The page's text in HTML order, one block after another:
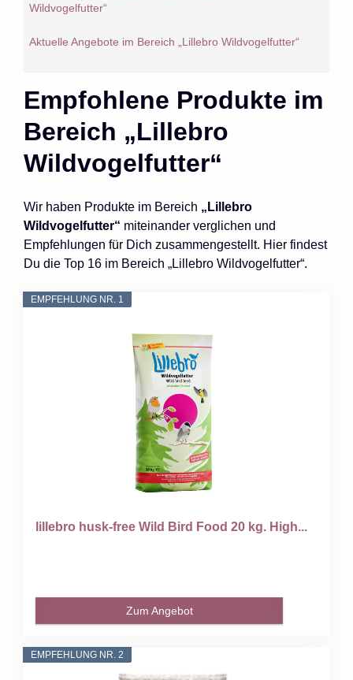
Wildvogelfutter“
Aktuelle Angebote im Bereich „Lillebro Wildvogelfutter“
Empfohlene Produkte im
Bereich „Lillebro
Wildvogelfutter“
Wir haben Produkte im Bereich „Lillebro
Wildvogelfutter“ miteinander verglichen und
Empfehlungen für Dich zusammengestellt. Hier findest
Du die Top 16 im Bereich „Lillebro Wildvogelfutter“.
EMPFEHLUNG NR. 1
lillebro husk-free Wild Bird Food 20 kg. High...
Zum Angebot
EMPFEHLUNG NR. 2